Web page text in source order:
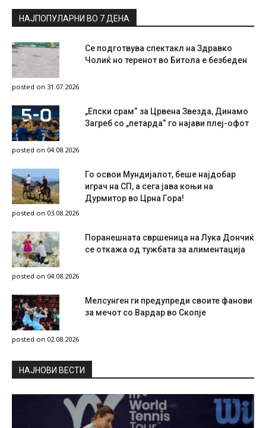
НАЈПОПУЛАРНИ ВО 7 ДЕНА
Се подготвува спектакл на Здравко
Чолиќ но теренот во Битола е безбеден
posted on 31.07.2026
„Епски срам“ за Црвена Звезда, Динамо
Загреб со „петарда“ го најави плеј-офот
posted on 04.08.2026
Го освои Мундијалот, беше најдобар
играч на СП, а сега јава коњи на
Дурмитор во Црна Гора!
posted on 03.08.2026
Поранешната свршеница на Лука Дончиќ
се откажа од тужбата за алиментација
posted on 04.08.2026
Мелсунген ги предупреди своите фанови
за мечот со Вардар во Скопје
posted on 02.08.2026
НAЈНОВИ ВЕСТИ